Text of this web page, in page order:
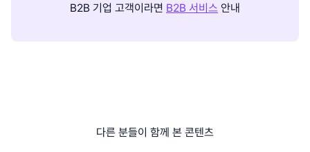
B2B 기업 고객이라면 B2B 서비스 안내
다른 분들이 함께 본 콘텐츠